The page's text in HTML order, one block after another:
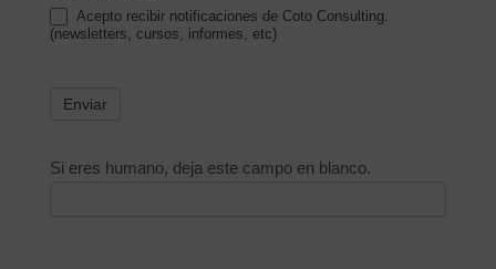
Acepto recibir notificaciones de Coto Consulting.
(newsletters, cursos, informes, etc)
Enviar
Si eres humano, deja este campo en blanco.